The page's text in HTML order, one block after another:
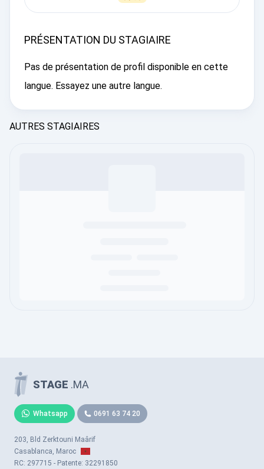
PRÉSENTATION DU STAGIAIRE
Pas de présentation de profil disponible en cette
langue. Essayez une autre langue.
AUTRES STAGIAIRES
STAGE .MA
Whatsapp 0691 63 74 20
203, Bld Zerktouni Maârif
Casablanca, Maroc
RC: 297715 - Patente: 32291850